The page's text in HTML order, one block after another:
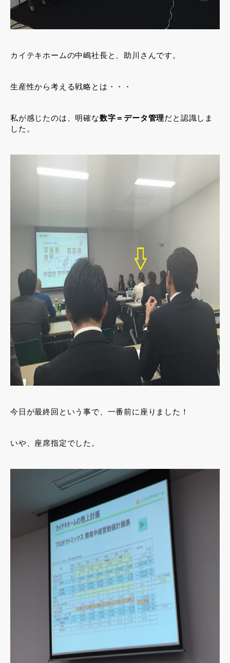
カイテキホームの中嶋社長と、助川さんです。
生産性から考える戦略とは・・・
私が感じたのは、明確な数字＝データ管理だと認識しま
した。
今日が最終回という事で、一番前に座りました！
いや、座席指定でした。